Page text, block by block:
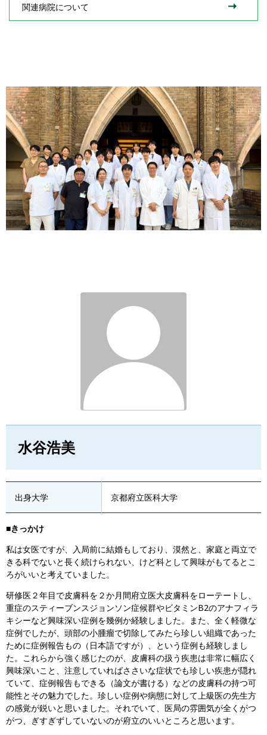
関連病院について
水谷浩美
出身大学 京都府立医科大学
■きっかけ
私は女医ですが、入局前に結婚もしており、漠然と、家庭と両立で
きる科でないと長く続けられない、けど科として興味がもてるとこ
ろがいいと考えていました。
研修医２年目で皮膚科を２か月間府立医大皮膚科をローテートし、
重症のスティーブンスジョンソン症候群やビタミンB2のアナフィラ
キシーなど興味深い症例を幾例か経験しました。また、全く軽微な
症例でしたが、頭部の小腫瘤で切除してみたら珍しい組織であった
ために症例報告もの（日本語ですが）、という症例も経験しまし
た。これらから強く感じたのが、皮膚科の扱う疾患は非常に幅広く
興味深いこと、注意していればささいな症状でも珍しい疾患が隠れ
ていて、症例報告もできる（論文が書ける）などの皮膚科の持つ可
能性とその魅力でした。珍しい症例や病態に対して上級医の先生方
の感覚が鋭いと思いました。それでいて、医局の雰囲気が全くがつ
がつ、ぎすぎずしていないのが府立のいいところと思います。